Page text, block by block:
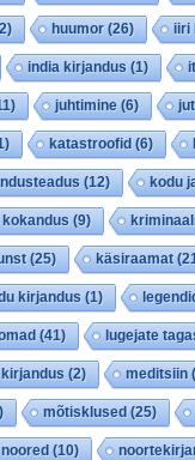
huumor(26) iiri
india kirjandus (1)
juhtimine (6)
katastroofid (6)
(12) kodu
kokandus (9)
(25) käsiraamat
kirjandus (1)
(41) lugejate
(2) meditsiin
mõtisklused (25)
noored (10)